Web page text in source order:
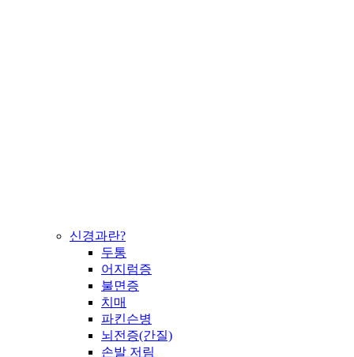
신경과란?
두통
어지럼증
불면증
치매
파킨슨병
뇌전증(간질)
손발 저림